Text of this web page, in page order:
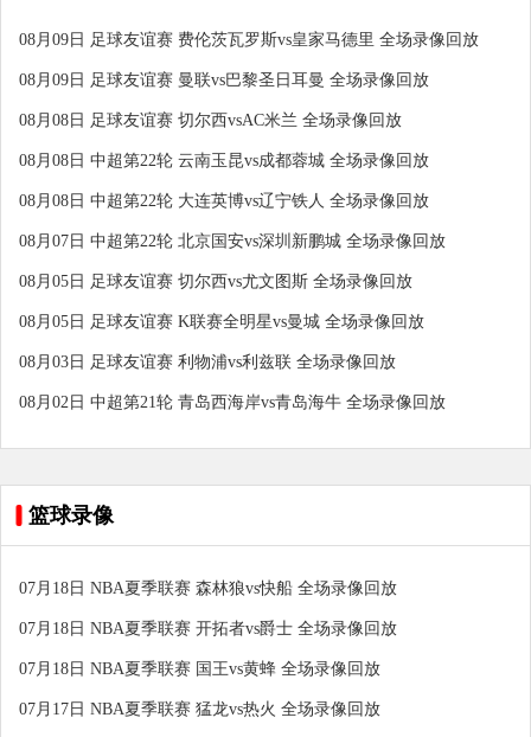
08月09日 足球友谊赛 费伦茨瓦罗斯vs皇家马德里 全场录像回放
08月09日 足球友谊赛 曼联vs巴黎圣日耳曼 全场录像回放
08月08日 足球友谊赛 切尔西vsAC米兰 全场录像回放
08月08日 中超第22轮 云南玉昆vs成都蓉城 全场录像回放
08月08日 中超第22轮 大连英博vs辽宁铁人 全场录像回放
08月07日 中超第22轮 北京国安vs深圳新鹏城 全场录像回放
08月05日 足球友谊赛 切尔西vs尤文图斯 全场录像回放
08月05日 足球友谊赛 K联赛全明星vs曼城 全场录像回放
08月03日 足球友谊赛 利物浦vs利兹联 全场录像回放
08月02日 中超第21轮 青岛西海岸vs青岛海牛 全场录像回放
篮球录像
07月18日 NBA夏季联赛 森林狼vs快船 全场录像回放
07月18日 NBA夏季联赛 开拓者vs爵士 全场录像回放
07月18日 NBA夏季联赛 国王vs黄蜂 全场录像回放
07月17日 NBA夏季联赛 猛龙vs热火 全场录像回放